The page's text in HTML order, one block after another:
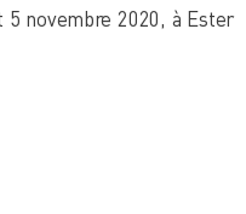
novembre 2020, à Ester